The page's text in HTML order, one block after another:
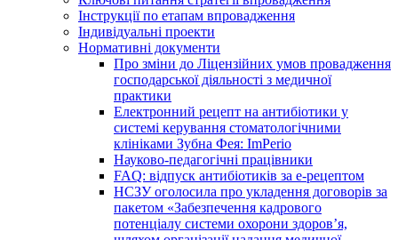
Інструкції по етапам впровадження
Індивідуальні проекти
Нормативні документи
Про зміни до Ліцензійних умов провадження
господарської діяльності з медичної
практики
Електронний рецепт на антибіотики у
системі керування стоматологічними
клініками Зубна Фея: ImPerio
Науково-педагогічні працівники
FAQ: відпуск антибіотиків за е-рецептом
НСЗУ оголосила про укладення договорів за
пакетом «Забезпечення кадрового
потенціалу системи охорони здоров’я,